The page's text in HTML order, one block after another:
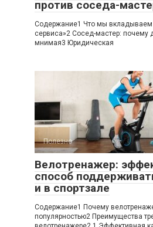
против соседа-
Содержание1 Что мы вкладываем
сервиса»2 Сосед-мастер: почему
мнимая3 Юридическая
Полезно
Велотренажер:
способ
и в спортзале
Содержание1 Почему
популярностью2 Преимущества